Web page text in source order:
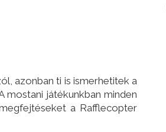
azonban ti is ismerhetitek a
játékunkban minden
a Rafflecopter